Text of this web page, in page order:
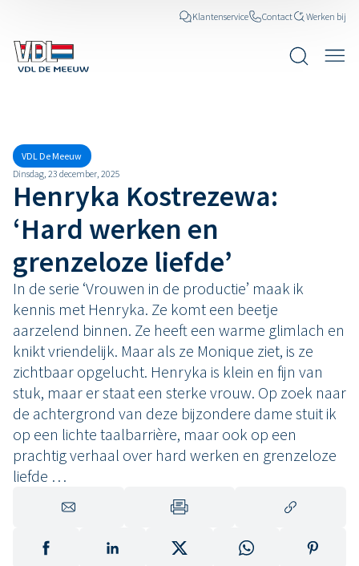
Klantenservice Contact Werken bij
VDL De Meeuw
Dinsdag, 23 december, 2025
Henryka Kostrezewa:
‘Hard werken en
grenzeloze liefde’
In de serie ‘Vrouwen in de productie’ maak ik
kennis met Henryka. Ze komt een beetje
aarzelend binnen. Ze heeft een warme glimlach en
knikt vriendelijk. Maar als ze Monique ziet, is ze
zichtbaar opgelucht. Henryka is klein en fijn van
stuk, maar er staat een sterke vrouw. Op zoek naar
de achtergrond van deze bijzondere dame stuit ik
op een lichte taalbarrière, maar ook op een
prachtig verhaal over hard werken en grenzeloze
liefde …